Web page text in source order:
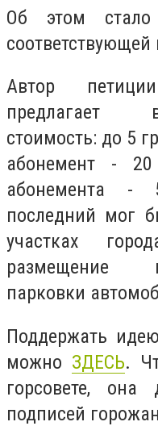
Об этом стало
соответствующей
Автор
предлагает
стоимость: до 5
абонемент -
абонемента -
последний мог
участках
размещение
парковки
Поддержать
можно ЗДЕСЬ.
горсовете, она
подписей